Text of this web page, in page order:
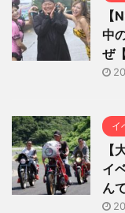
中
ぜ
イ
【
イ
ん